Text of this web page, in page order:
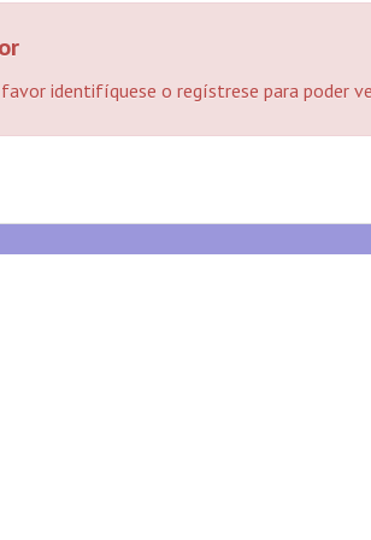
identifíquese o regístrese para poder